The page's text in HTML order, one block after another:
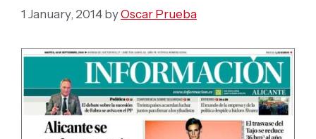
1 January, 2014 byOscar Prueba